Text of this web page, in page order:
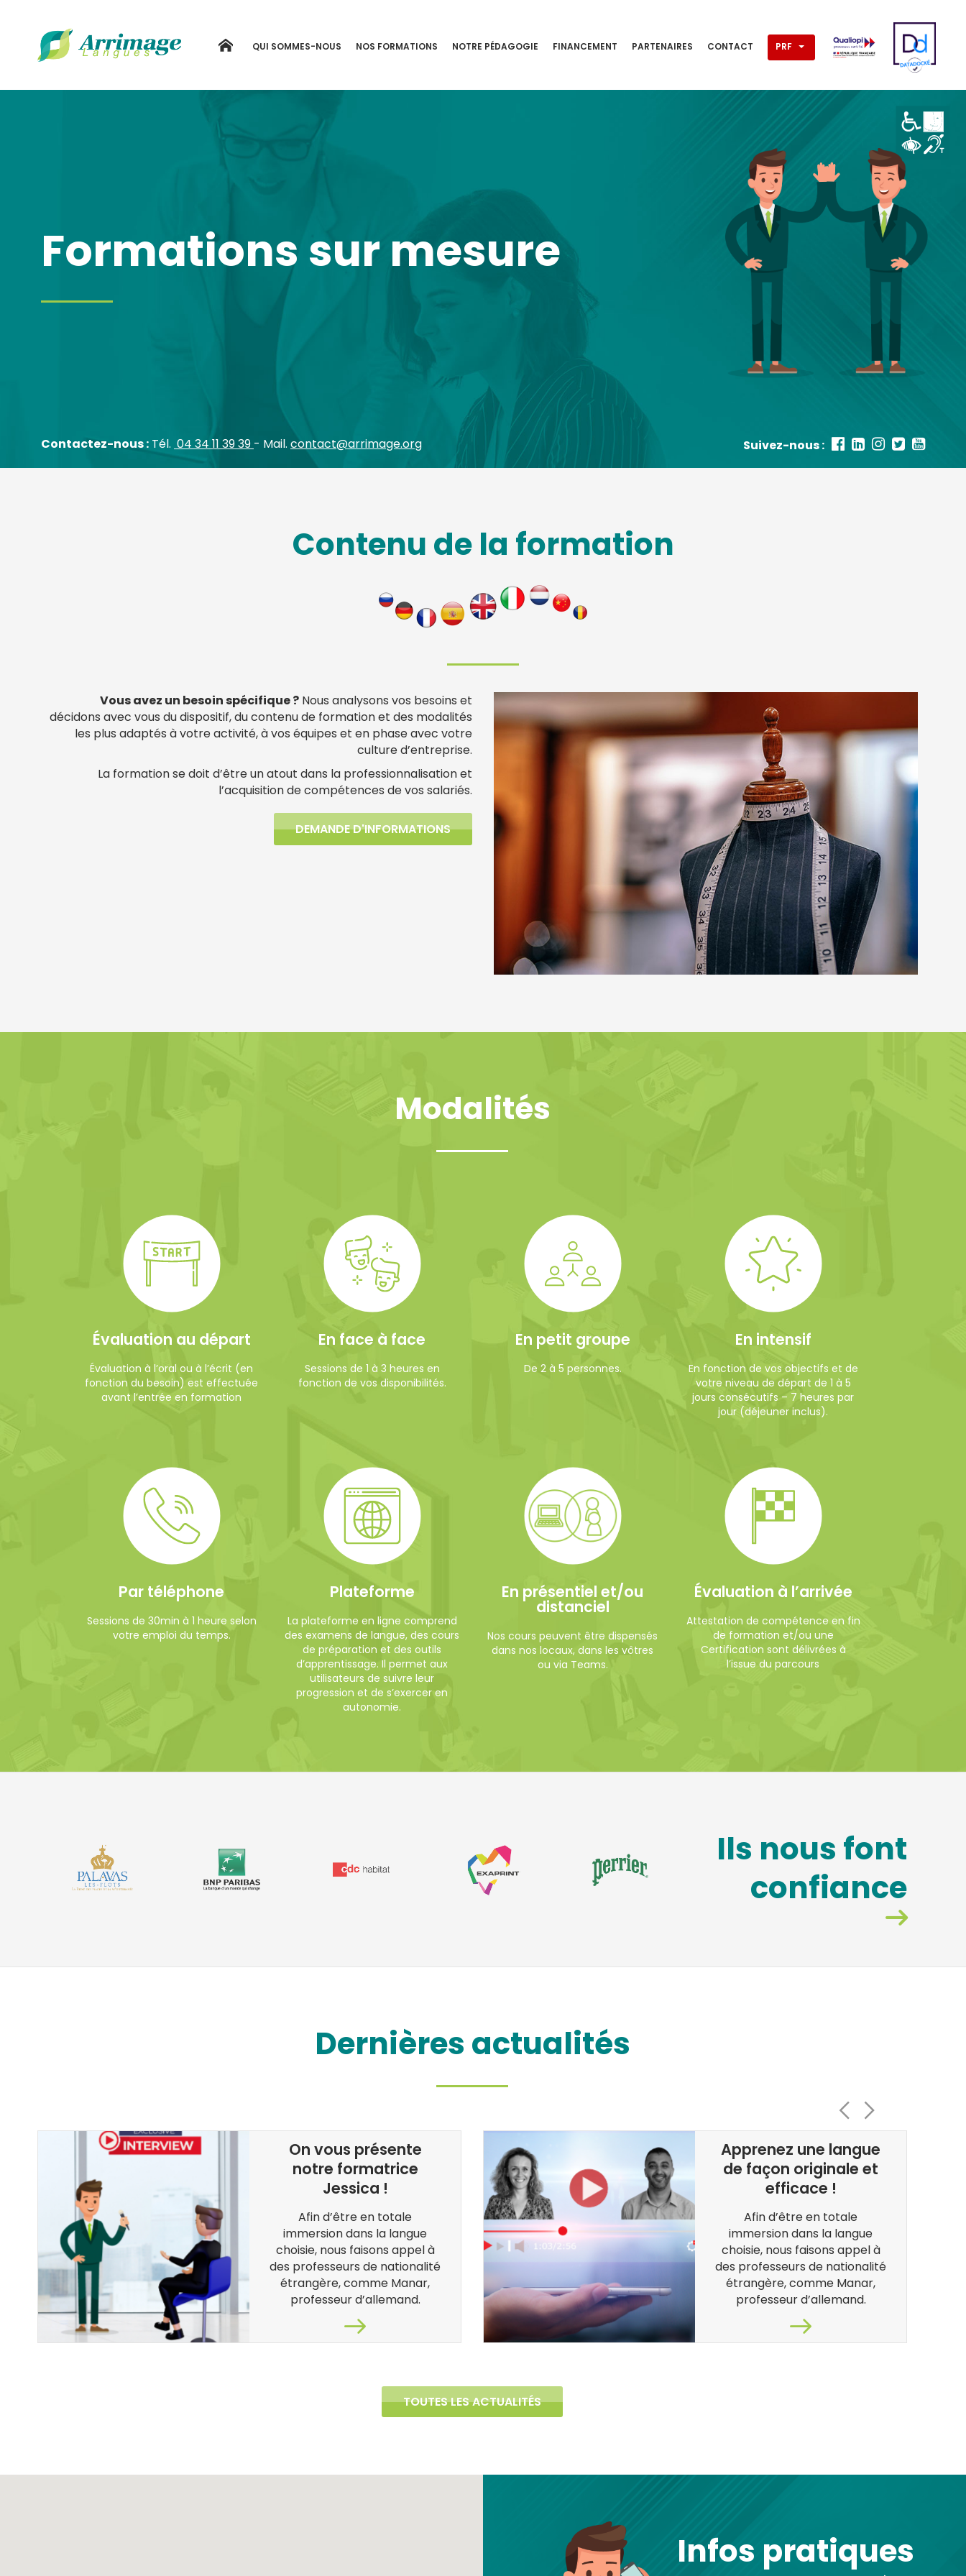
ACCUEIL QUI SOMMES-NOUS NOS FORMATIONS NOTRE PÉDAGOGIE FINANCEMENT PARTENAIRES CONTACT PRF
Formations sur mesure
Contactez-nous : Tél. 04 34 11 39 39 - Mail. contact@arrimage.org Suivez-nous :
Contenu de la formation
Vous avez un besoin spécifique ? Nous analysons vos besoins et
décidons avec vous du dispositif, du contenu de formation et des modalités
les plus adaptés à votre activité, à vos équipes et en phase avec votre
culture d’entreprise.
La formation se doit d’être un atout dans la professionnalisation et
l’acquisition de compétences de vos salariés.
Modalités
Évaluation au départ
Évaluation à l’oral ou à l’écrit (en
fonction du besoin) est effectuée
avant l’entrée en formation
En face à face
Sessions de 1 à 3 heures en
fonction de vos disponibilités.
En petit groupe
De 2 à 5 personnes.
En intensif
En fonction de vos objectifs et de
votre niveau de départ de 1 à 5
jours consécutifs – 7 heures par
jour (déjeuner inclus).
Par téléphone
Sessions de 30min à 1 heure selon
votre emploi du temps.
Plateforme
La plateforme en ligne comprend
des examens de langue, des cours
de préparation et des outils
d’apprentissage. Il permet aux
utilisateurs de suivre leur
progression et de s’exercer en
autonomie.
En présentiel et/ou
distanciel
Nos cours peuvent être dispensés
dans nos locaux, dans les vôtres
ou via Teams.
Évaluation à l’arrivée
Attestation de compétence en fin
de formation et/ou une
Certification sont délivrées à
l’issue du parcours
Ils nous font
confiance
Dernières actualités
On vous présente
notre formatrice
Jessica !
Afin d’être en totale
immersion dans la langue
choisie, nous faisons appel à
des professeurs de nationalité
étrangère, comme Manar,
professeur d’allemand.
Apprenez une langue
de façon originale et
efficace !
Afin d’être en totale
immersion dans la langue
choisie, nous faisons appel à
des professeurs de nationalité
étrangère, comme Manar,
professeur d’allemand.
TOUTES LES ACTUALITÉS
Infos pratiques